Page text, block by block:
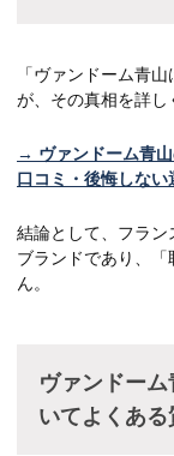
「ヴァンドーム青
が、その真相を詳し
→ ヴァンドーム青山
口コミ・後悔しな
結論として、フラ
ブランドであり、
ん。
ヴァンドー
いてよくある